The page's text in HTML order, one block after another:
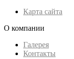
Карта сайта
О компании
Галерея
Контакты